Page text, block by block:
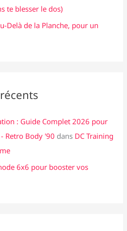
te blesser le dos)
Delà de la Planche, pour un
: Guide Complet 2026 pour
Retro Body '90 dans DC Training
6x6 pour booster vos